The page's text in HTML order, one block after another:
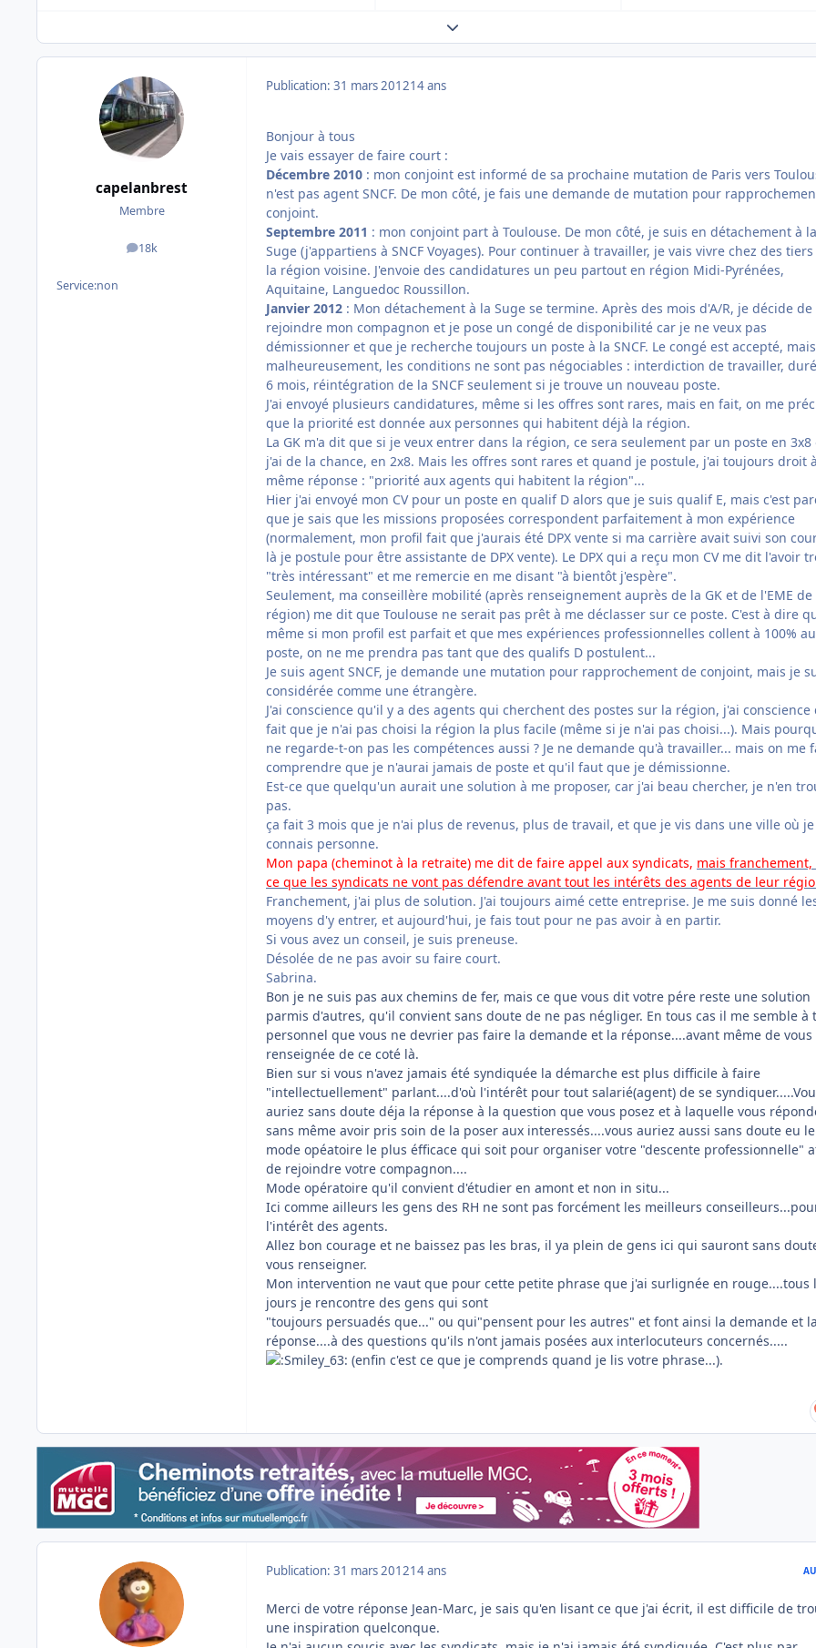
Expand topic overview
capelanbrest
Membre
18k
messages
Service:non
Publication: 31 mars 201214 ans
Bonjour à tous
Je vais essayer de faire court :
Décembre 2010 : mon conjoint est informé de sa prochaine mutation de Paris vers
n'est pas agent SNCF. De mon côté, je fais une demande de mutation pour
conjoint.
Septembre 2011 : mon conjoint part à Toulouse. De mon côté, je suis en détachement à la
Suge (j'appartiens à SNCF Voyages). Pour continuer à travailler, je vais vivre chez des
la région voisine. J'envoie des candidatures un peu partout en région Midi-Pyrénées,
Aquitaine, Languedoc Roussillon.
Janvier 2012 : Mon détachement à la Suge se termine. Après des mois d'A/R, je décide de
rejoindre mon compagnon et je pose un congé de disponibilité car je ne veux pas
démissionner et que je recherche toujours un poste à la SNCF. Le congé est accepté, mais
malheureusement, les conditions ne sont pas négociables : interdiction de travailler,
6 mois, réintégration de la SNCF seulement si je trouve un nouveau poste.
J'ai envoyé plusieurs candidatures, même si les offres sont rares, mais en fait, on me
que la priorité est donnée aux personnes qui habitent déjà la région.
La GK m'a dit que si je veux entrer dans la région, ce sera seulement par un poste en 3x8
j'ai de la chance, en 2x8. Mais les offres sont rares et quand je postule, j'ai toujours droit
même réponse : "priorité aux agents qui habitent la région"...
Hier j'ai envoyé mon CV pour un poste en qualif D alors que je suis qualif E, mais c'est
que je sais que les missions proposées correspondent parfaitement à mon expérience
(normalement, mon profil fait que j'aurais été DPX vente si ma carrière avait suivi son
là je postule pour être assistante de DPX vente). Le DPX qui a reçu mon CV me dit l'avoir
"très intéressant" et me remercie en me disant "à bientôt j'espère".
Seulement, ma conseillère mobilité (après renseignement auprès de la GK et de l'EME de
région) me dit que Toulouse ne serait pas prêt à me déclasser sur ce poste. C'est à dire
même si mon profil est parfait et que mes expériences professionnelles collent à 100% au
poste, on ne me prendra pas tant que des qualifs D postulent...
Je suis agent SNCF, je demande une mutation pour rapprochement de conjoint, mais je
considérée comme une étrangère.
J'ai conscience qu'il y a des agents qui cherchent des postes sur la région, j'ai conscience
fait que je n'ai pas choisi la région la plus facile (même si je n'ai pas choisi...). Mais
ne regarde-t-on pas les compétences aussi ? Je ne demande qu'à travailler... mais on me
comprendre que je n'aurai jamais de poste et qu'il faut que je démissionne.
Est-ce que quelqu'un aurait une solution à me proposer, car j'ai beau chercher, je n'en
pas.
ça fait 3 mois que je n'ai plus de revenus, plus de travail, et que je vis dans une ville où
connais personne.
Mon papa (cheminot à la retraite) me dit de faire appel aux syndicats, mais franchement,
ce que les syndicats ne vont pas défendre avant tout les intérêts des agents de leur
Franchement, j'ai plus de solution. J'ai toujours aimé cette entreprise. Je me suis donné
moyens d'y entrer, et aujourd'hui, je fais tout pour ne pas avoir à en partir.
Si vous avez un conseil, je suis preneuse.
Désolée de ne pas avoir su faire court.
Sabrina.
Bon je ne suis pas aux chemins de fer, mais ce que vous dit votre pére reste une solution
parmis d'autres, qu'il convient sans doute de ne pas négliger. En tous cas il me semble à
personnel que vous ne devrier pas faire la demande et la réponse....avant même de
renseignée de ce coté là.
Bien sur si vous n'avez jamais été syndiquée la démarche est plus difficile à faire
"intellectuellement" parlant....d'où l'intérêt pour tout salarié(agent) de se
auriez sans doute déja la réponse à la question que vous posez et à laquelle vous
sans même avoir pris soin de la poser aux interessés....vous auriez aussi sans doute eu le
mode opéatoire le plus éfficace qui soit pour organiser votre "descente professionnelle"
de rejoindre votre compagnon....
Mode opératoire qu'il convient d'étudier en amont et non in situ...
Ici comme ailleurs les gens des RH ne sont pas forcément les meilleurs
l'intérêt des agents.
Allez bon courage et ne baissez pas les bras, il ya plein de gens ici qui sauront sans
vous renseigner.
Mon intervention ne vaut que pour cette petite phrase que j'ai surlignée en rouge....tous
jours je rencontre des gens qui sont
"toujours persuadés que..." ou qui"pensent pour les autres" et font ainsi la demande et la
réponse....à des questions qu'ils n'ont jamais posées aux interlocuteurs concernés.....
(enfin c'est ce que je comprends quand je lis votre phrase...).
Publication: 31 mars 201214 ans
Merci de votre réponse Jean-Marc, je sais qu'en lisant ce que j'ai écrit, il est difficile de
une inspiration quelconque.